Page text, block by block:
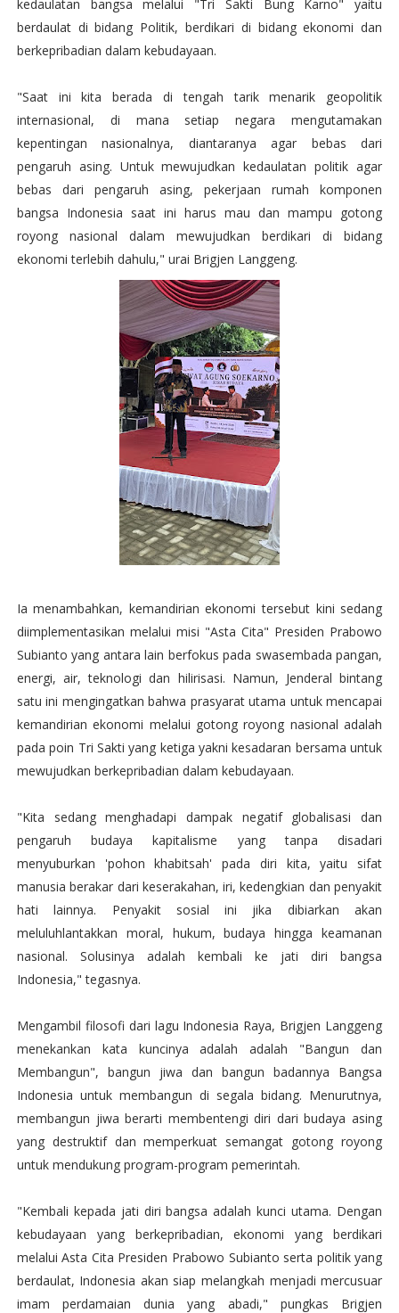
kedaulatan bangsa melalui "Tri Sakti Bung Karno" yaitu
berdaulat di bidang Politik, berdikari di bidang ekonomi dan
berkepribadian dalam kebudayaan.
"Saat ini kita berada di tengah tarik menarik geopolitik
internasional, di mana setiap negara mengutamakan
kepentingan nasionalnya, diantaranya agar bebas dari
pengaruh asing. Untuk mewujudkan kedaulatan politik agar
bebas dari pengaruh asing, pekerjaan rumah komponen
bangsa Indonesia saat ini harus mau dan mampu gotong
royong nasional dalam mewujudkan berdikari di bidang
ekonomi terlebih dahulu," urai Brigjen Langgeng.
Ia menambahkan, kemandirian ekonomi tersebut kini sedang
diimplementasikan melalui misi "Asta Cita" Presiden Prabowo
Subianto yang antara lain berfokus pada swasembada pangan,
energi, air, teknologi dan hilirisasi. Namun, Jenderal bintang
satu ini mengingatkan bahwa prasyarat utama untuk mencapai
kemandirian ekonomi melalui gotong royong nasional adalah
pada poin Tri Sakti yang ketiga yakni kesadaran bersama untuk
mewujudkan berkepribadian dalam kebudayaan.
"Kita sedang menghadapi dampak negatif globalisasi dan
pengaruh budaya kapitalisme yang tanpa disadari
menyuburkan 'pohon khabitsah' pada diri kita, yaitu sifat
manusia berakar dari keserakahan, iri, kedengkian dan penyakit
hati lainnya. Penyakit sosial ini jika dibiarkan akan
meluluhlantakkan moral, hukum, budaya hingga keamanan
nasional. Solusinya adalah kembali ke jati diri bangsa
Indonesia," tegasnya.
Mengambil filosofi dari lagu Indonesia Raya, Brigjen Langgeng
menekankan kata kuncinya adalah adalah "Bangun dan
Membangun", bangun jiwa dan bangun badannya Bangsa
Indonesia untuk membangun di segala bidang. Menurutnya,
membangun jiwa berarti membentengi diri dari budaya asing
yang destruktif dan memperkuat semangat gotong royong
untuk mendukung program-program pemerintah.
"Kembali kepada jati diri bangsa adalah kunci utama. Dengan
kebudayaan yang berkepribadian, ekonomi yang berdikari
melalui Asta Cita Presiden Prabowo Subianto serta politik yang
berdaulat, Indonesia akan siap melangkah menjadi mercusuar
imam perdamaian dunia yang abadi," pungkas Brigjen